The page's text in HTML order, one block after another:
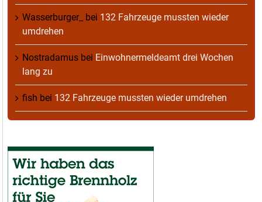
Wasserburger_ bei 132 Fahrzeuge mussten wieder
umdrehen
Nostradamus bei Einwohnermeldeamt drei Wochen
lang zu
fish bei 132 Fahrzeuge mussten wieder umdrehen